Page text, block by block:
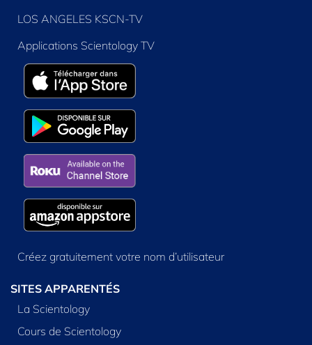
LOS ANGELES KSCN-TV
Applications Scientology TV
Créez gratuitement votre nom d’utilisateur
SITES APPARENTÉS
La Scientology
Cours de Scientology